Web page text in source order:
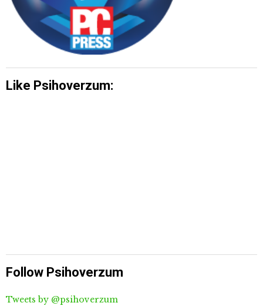
Like Psihoverzum:
Follow Psihoverzum
Tweets by @psihoverzum